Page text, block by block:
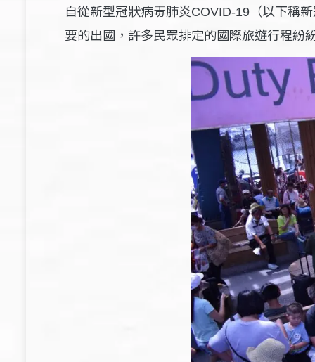
自從新型冠狀病毒肺炎COVID-19 （以下稱
要的出國，許多民眾排定的國際旅遊行程紛